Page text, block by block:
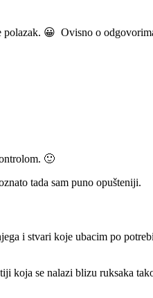
polazak. 😀 Ovisno o
🙂
tada sam puno opušteniji.
i stvari koje ubacim po
koja se nalazi blizu ruksaka